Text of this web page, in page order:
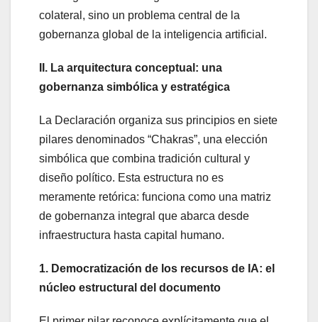
colateral, sino un problema central de la
gobernanza global de la inteligencia artificial.
II. La arquitectura conceptual: una
gobernanza simbólica y estratégica
La Declaración organiza sus principios en siete
pilares denominados “Chakras”, una elección
simbólica que combina tradición cultural y
diseño político. Esta estructura no es
meramente retórica: funciona como una matriz
de gobernanza integral que abarca desde
infraestructura hasta capital humano.
1. Democratización de los recursos de IA: el
núcleo estructural del documento